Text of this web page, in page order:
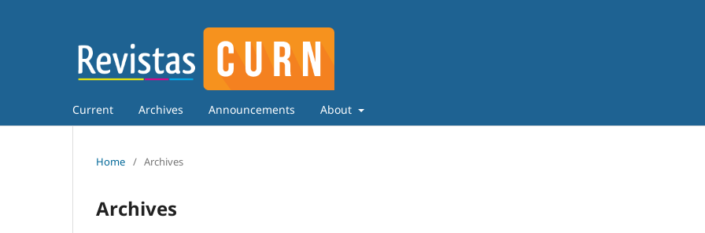
Current Archives Announcements About
Home / Archives
Archives